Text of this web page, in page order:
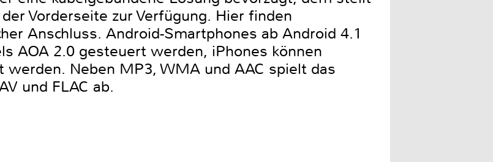
Vorderseite zur Verfügung. Hier finden
Anschluss. Android-Smartphones ab Android 4.1
AOA 2.0 gesteuert werden, iPhones können
Neben MP3, WMA und AAC spielt das
und FLAC ab.